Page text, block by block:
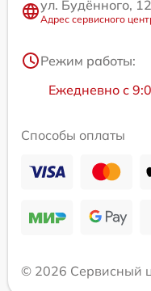
ул. Будённого,
Адрес сервисного
Режим работы:
Ежедневно с
Способы оплаты
© 2026 Сервисный